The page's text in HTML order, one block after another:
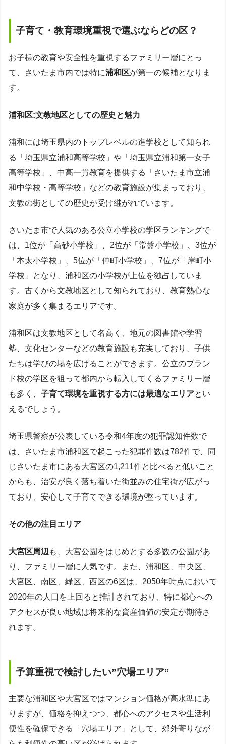
子育て・教育環境重視で選ぶならどの区？
お子様の教育や安全性を重視するファミリー層にとっ
て、さいたま市内では特に浦和区が第一の候補となりま
す。
浦和区:文教地区としての歴史と魅力
浦和には埼玉県内のトップレベルの進学校として知られ
る「埼玉県立浦和高等学校」や「埼玉県立浦和第一女子
高等学校」、中高一貫教育を提供する「さいたま市立浦
和中学校・高等学校」などの教育施設が集まっており、
文教の街としての歴史が受け継がれています。
さいたま市で人気のある公立小学校の学区ランキングで
は、1位が「高砂小学校」、2位が「常盤小学校」、3位が
「本太小学校」、5位が「仲町小学校」、7位が「岸町小
学校」となり、浦和区の小学校が上位を独占していま
す。古くから文教地区として知られており、教育熱心な
家庭が多く集まるエリアです。
浦和区は文教地区として名高く、地元の図書館や学習
塾、文化センターなどの教育施設も充実しており、子供
たちは学びの場を広げることができます。公立のブラン
ド校の学区を狙って都内から転入してくるファミリー層
も多く、 子育て環境を重視する方には最適なエリアとい
えるでしょう。
埼玉県警察が公表している令和4年度の犯罪認知件数で
は、さいたま市浦和区で起こった犯罪件数は782件で、同
じさいたま市にある大宮区の1,211件と比べると低いこと
からも、治安が良く落ち着いた街並みの住宅街が広がっ
ており、安心して子育てできる環境が整っています。
その他の注目エリア
大宮区周辺 も、大宮公園をはじめとする多数の公園があ
り、ファミリー層に人気です。また、浦和区、中央区、
大宮区、南区、緑区、西区の6区は、2050年時点において
2020年の人口を上回ると推計されており、特に都心への
アクセスが良い地域は将来的な資産価値の安定が期待さ
れます。
予算重視で検討したい”穴場エリア”
主要な浦和区や大宮区ではマンション価格が高水準にあ
りますが、価格を抑えつつ、都心へのアクセスや生活利
便性を確保できる「穴場エリア」として、郊外寄りなが